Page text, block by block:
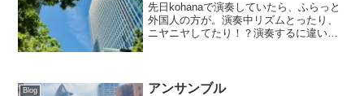
先日kohanaで演奏していたら、ふらっと
外国人の方が。演奏中リズムとったり、
ニヤニヤしてたり！？演奏するに違いな
駅のピアノで弾いた...
Blog アンサンブル